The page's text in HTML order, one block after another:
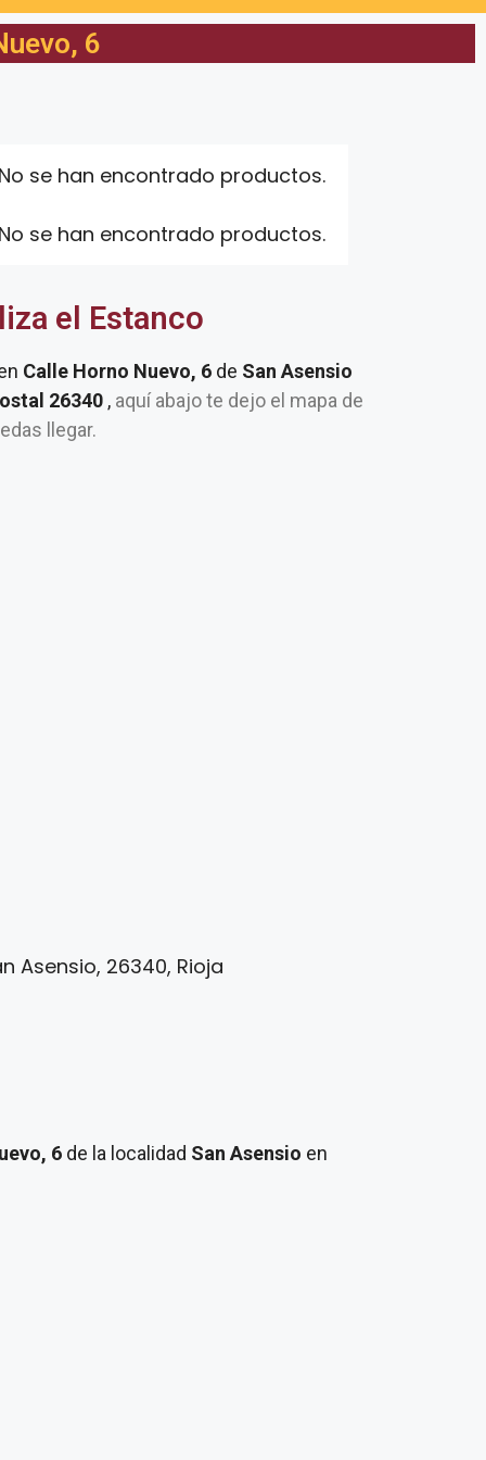
6
No se han encontrado productos.
No se han encontrado productos.
el Estanco
Calle Horno Nuevo, 6 de San Asensio
26340 , aquí abajo te dejo el mapa de
llegar.
Asensio, 26340, Rioja
6 de la localidad San Asensio en